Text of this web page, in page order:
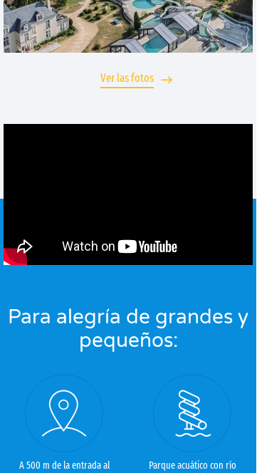
Ver las fotos
Para alegría de grandes y
pequeños:
A 500 m de la entrada al
Parque acuático con río